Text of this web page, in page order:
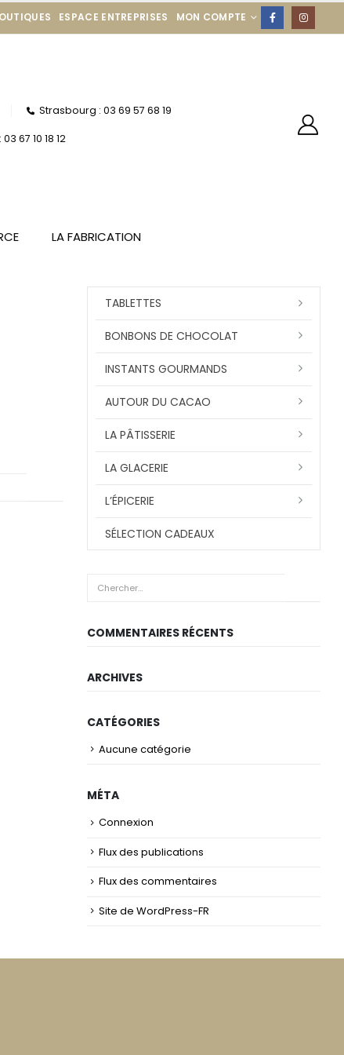
ESPACE ENTREPRISES MON COMPTE
Strasbourg : 03 69 57 68 19
67 10 18 12
LA FABRICATION
TABLETTES
BONBONS DE CHOCOLAT
INSTANTS GOURMANDS
AUTOUR DU CACAO
LA PÂTISSERIE
LA GLACERIE
L’ÉPICERIE
SÉLECTION CADEAUX
COMMENTAIRES RÉCENTS
ARCHIVES
CATÉGORIES
Aucune catégorie
MÉTA
Connexion
Flux des publications
Flux des commentaires
Site de WordPress-FR